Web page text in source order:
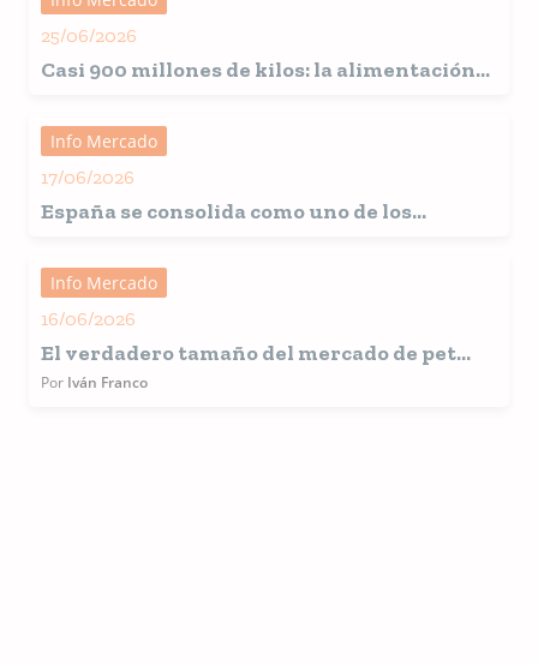
25/06/2026
Casi 900 millones de kilos: la alimentación
España
Info Mercado
17/06/2026
Españase consolida como uno de los
alimentación de mascotas
Info Mercado
16/06/2026
El verdadero tamaño del mercado de pet
food América Latina
Por Iván Franco